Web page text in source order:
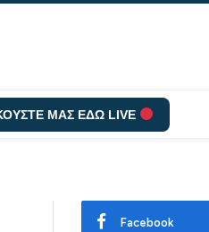
ΜΑΣ ΕΔΩ LIVE
Facebook